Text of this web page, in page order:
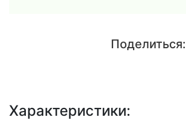
Поделиться:
Характеристики: